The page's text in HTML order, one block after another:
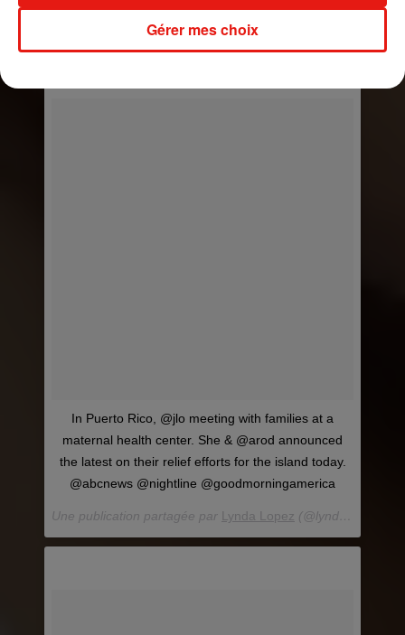
Une publication partagée par Alex Rodriguez
In Puerto Rico, @jlo meeting with families at a
maternal health center. She & @arod announced
the latest on their relief efforts for the island today.
@abcnews @nightline @goodmorningamerica
Une publication partagée par Lynda Lopez (@lyndalopez08) le
Gérer mes choix